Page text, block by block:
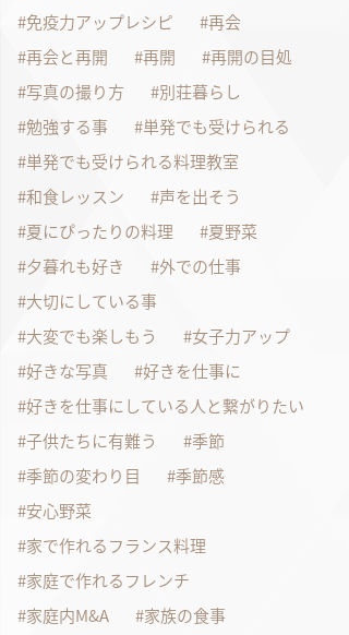
免疫力アップレシピ
再会
再会と再開
再開
再開の目処
写真の撮り方
別荘暮らし
勉強する事
単発でも受けられる
単発でも受けられる料理教室
和食レッスン
声を出そう
夏にぴったりの料理
夏野菜
夕暮れも好き
外での仕事
大切にしている事
大変でも楽しもう
女子力アップ
好きな写真
好きを仕事に
好きを仕事にしている人と繋がりたい
子供たちに有難う
季節
季節の変わり目
季節感
安心野菜
家で作れるフランス料理
家庭で作れるフレンチ
家庭内M&A
家族の食事